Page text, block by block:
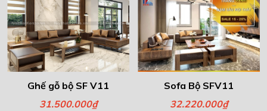
Ghế gỗ bộ SF V11
31.500.000₫
Sofa Bộ SFV11
32.220.000₫